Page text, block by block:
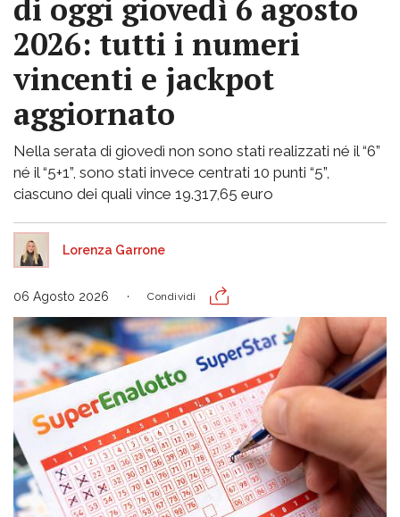
di oggi giovedì 6 agosto
2026: tutti i numeri
vincenti e jackpot
aggiornato
Nella serata di giovedì non sono stati realizzati né il “6”
né il “5+1”, sono stati invece centrati 10 punti “5”,
ciascuno dei quali vince 19.317,65 euro
Lorenza Garrone
06 Agosto 2026 Condividi